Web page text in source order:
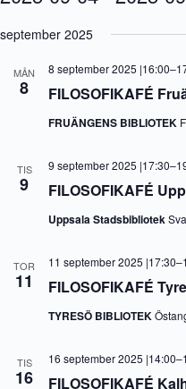
ä
september 2025
MÅN
8 FILOSOFIKAFÉ
8 september 2025 |16:00–
FRUÄNGENS BIBLIOTEK
TIS
9 FILOSOFIKAFÉ
9 september 2025 |17:30–
Uppsala Stadsbibliotek
TOR
11 FILOSOFIKAFÉ
11 september 2025 |17:30–
TYRESÖ BIBLIOTEK
TIS
16 FILOSOFIKAFÉ
16 september 2025 |14:00–